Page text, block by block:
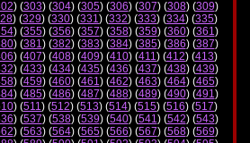
) (303) (304) (305) (306) (307) (308) (309)
) (329) (330) (331) (332) (333) (334) (335)
) (355) (356) (357) (358) (359) (360) (361)
) (381) (382) (383) (384) (385) (386) (387)
) (407) (408) (409) (410) (411) (412) (413)
) (433) (434) (435) (436) (437) (438) (439)
) (459) (460) (461) (462) (463) (464) (465)
) (485) (486) (487) (488) (489) (490) (491)
) (511) (512) (513) (514) (515) (516) (517)
) (537) (538) (539) (540) (541) (542) (543)
) (563) (564) (565) (566) (567) (568) (569)